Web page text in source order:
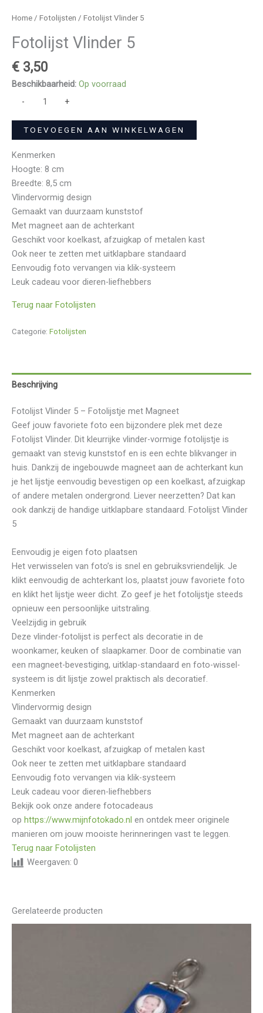
Home / Fotolijsten / Fotolijst Vlinder 5
Fotolijst Vlinder 5
€ 3,50
Beschikbaarheid: Op voorraad
-
+
TOEVOEGEN AAN WINKELWAGEN
Kenmerken
Hoogte: 8 cm
Breedte: 8,5 cm
Vlindervormig design
Gemaakt van duurzaam kunststof
Met magneet aan de achterkant
Geschikt voor koelkast, afzuigkap of metalen kast
Ook neer te zetten met uitklapbare standaard
Eenvoudig foto vervangen via klik-systeem
Leuk cadeau voor dieren-liefhebbers
Terug naar Fotolijsten
Categorie: Fotolijsten
Beschrijving
Fotolijst Vlinder 5 – Fotolijstje met Magneet
Geef jouw favoriete foto een bijzondere plek met deze
Fotolijst Vlinder. Dit kleurrijke vlinder-vormige fotolijstje is
gemaakt van stevig kunststof en is een echte blikvanger in
huis. Dankzij de ingebouwde magneet aan de achterkant kun
je het lijstje eenvoudig bevestigen op een koelkast, afzuigkap
of andere metalen ondergrond. Liever neerzetten? Dat kan
ook dankzij de handige uitklapbare standaard. Fotolijst Vlinder
5
Eenvoudig je eigen foto plaatsen
Het verwisselen van foto’s is snel en gebruiksvriendelijk. Je
klikt eenvoudig de achterkant los, plaatst jouw favoriete foto
en klikt het lijstje weer dicht. Zo geef je het fotolijstje steeds
opnieuw een persoonlijke uitstraling.
Veelzijdig in gebruik
Deze vlinder-fotolijst is perfect als decoratie in de
woonkamer, keuken of slaapkamer. Door de combinatie van
een magneet-bevestiging, uitklap-standaard en foto-wissel-
systeem is dit lijstje zowel praktisch als decoratief.
Kenmerken
Vlindervormig design
Gemaakt van duurzaam kunststof
Met magneet aan de achterkant
Geschikt voor koelkast, afzuigkap of metalen kast
Ook neer te zetten met uitklapbare standaard
Eenvoudig foto vervangen via klik-systeem
Leuk cadeau voor dieren-liefhebbers
Bekijk ook onze andere fotocadeaus
op https://www.mijnfotokado.nl ⁠ en ontdek meer originele
manieren om jouw mooiste herinneringen vast te leggen.
Terug naar Fotolijsten
Weergaven: 0
Gerelateerde producten